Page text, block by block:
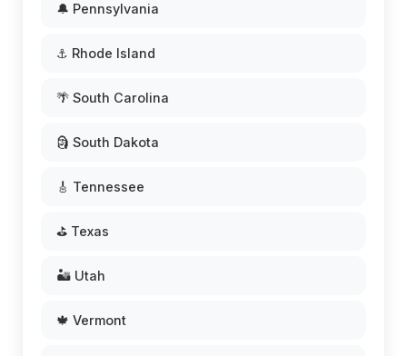
🔔 Pennsylvania
⚓ Rhode Island
🌴 South Carolina
🗿 South Dakota
🎸 Tennessee
⛳ Texas
🏜️ Utah
🍁 Vermont